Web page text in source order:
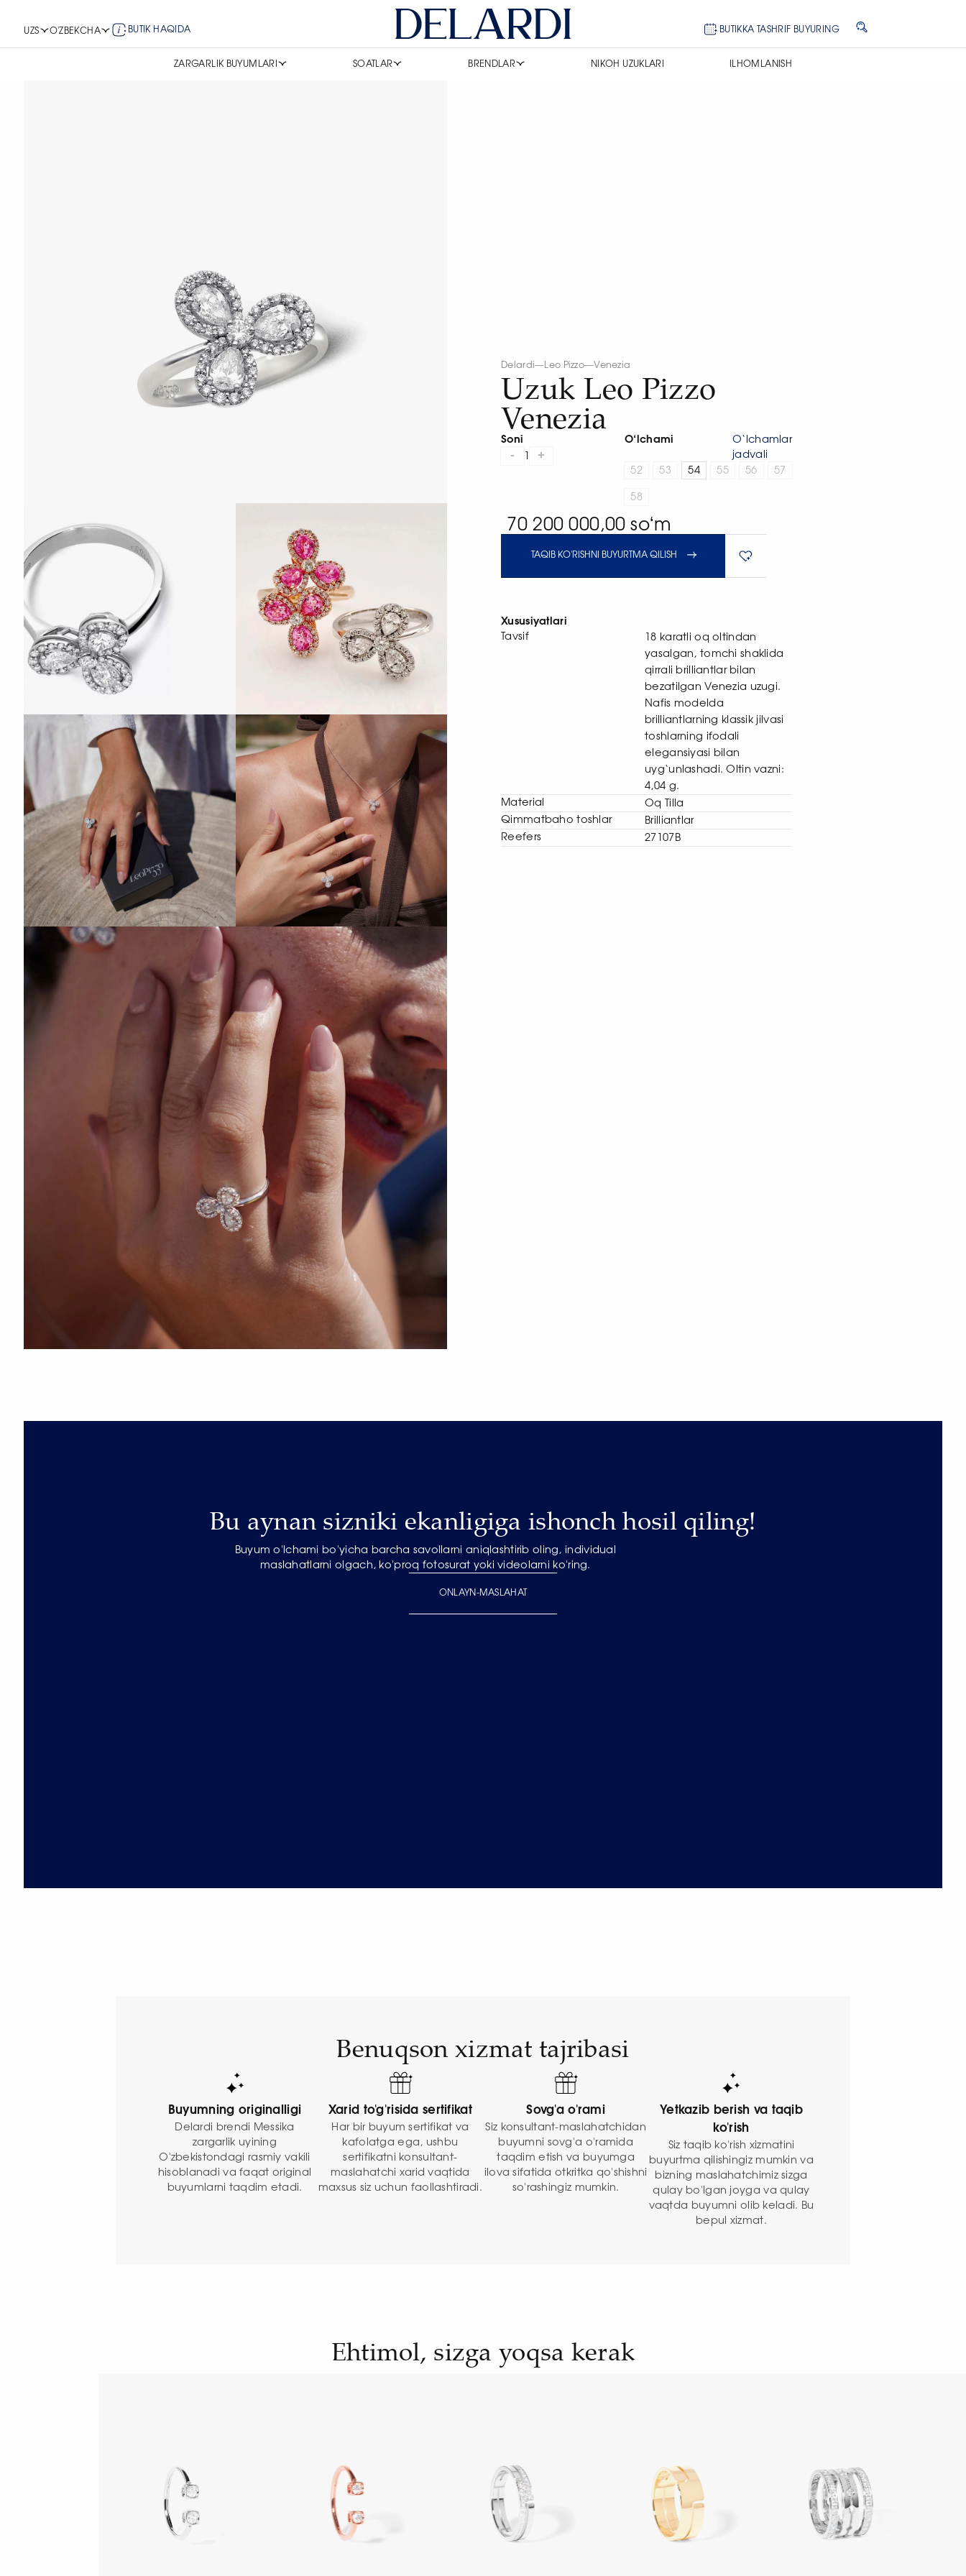
UZS O'ZBEKCHA BUTIK HAQIDA BUTIKKA TASHRIF BUYURING
ZARGARLIK BUYUMLARI SOATLAR BRENDLAR NIKOH UZUKLARI ILHOMLANISH
Delardi—Leo Pizzo—Venezia
Uzuk Leo Pizzo
Venezia
Soni
- +
O‘lchami
O‘lchamlar
jadvali
52
53 54 55 56 57
58
70 200 000,00 soʻm
TAQIB KO'RISHNI BUYURTMA QILISH
Xususiyatlari
Tavsif
18 karatli oq oltindan
yasalgan, tomchi shaklida
qirrali brilliantlar bilan
bezatilgan Venezia uzugi.
Nafis modelda
brilliantlarning klassik jilvasi
toshlarning ifodali
elegansiyasi bilan
uyg‘unlashadi. Oltin vazni:
4,04 g.
Material
Oq Tilla
Qimmatbaho toshlar
Brilliantlar
Reefers
27107B
Bu aynan sizniki ekanligiga ishonch hosil qiling!
Buyum o'lchami bo'yicha barcha savollarni aniqlashtirib oling, individual
maslahatlarni olgach, ko'proq fotosurat yoki videolarni ko'ring.
ONLAYN-MASLAHAT
Benuqson xizmat tajribasi
Buyumning originalligi
Delardi brendi Messika
zargarlik uyining
O'zbekistondagi rasmiy vakili
hisoblanadi va faqat original
buyumlarni taqdim etadi.
Xarid to'g'risida sertifikat
Har bir buyum sertifikat va
kafolatga ega, ushbu
sertifikatni konsultant-
maslahatchi xarid vaqtida
maxsus siz uchun faollashtiradi.
Sovg'a o'rami
Siz konsultant-maslahatchidan
buyumni sovg'a o'ramida
taqdim etish va buyumga
ilova sifatida otkritka qo'shishni
so'rashingiz mumkin.
Yetkazib berish va taqib
ko'rish
Siz taqib ko'rish xizmatini
buyurtma qilishingiz mumkin va
bizning maslahatchimiz sizga
qulay bo'lgan joyga va qulay
vaqtda buyumni olib keladi. Bu
bepul xizmat.
Ehtimol, sizga yoqsa kerak